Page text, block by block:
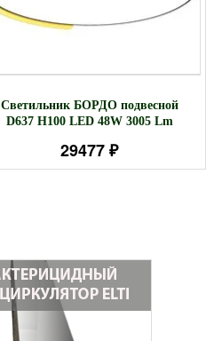
Светильник БОРДО подвесной
D637 Н100 LED 48W 3005 Lm
29477 ₽